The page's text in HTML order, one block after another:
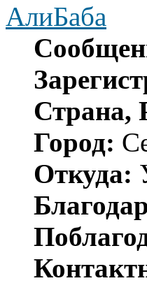
АлиБаба
Страна,
Город:
Откуда: